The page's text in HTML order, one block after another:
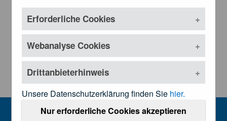
Erforderliche Cookies
Webanalyse Cookies
Drittanbieterhinweis
Unsere Datenschutzerklärung finden Sie hier.
Nur erforderliche Cookies akzeptieren
Zu den
Landesärztekammern
Kundmachungen und
MENU